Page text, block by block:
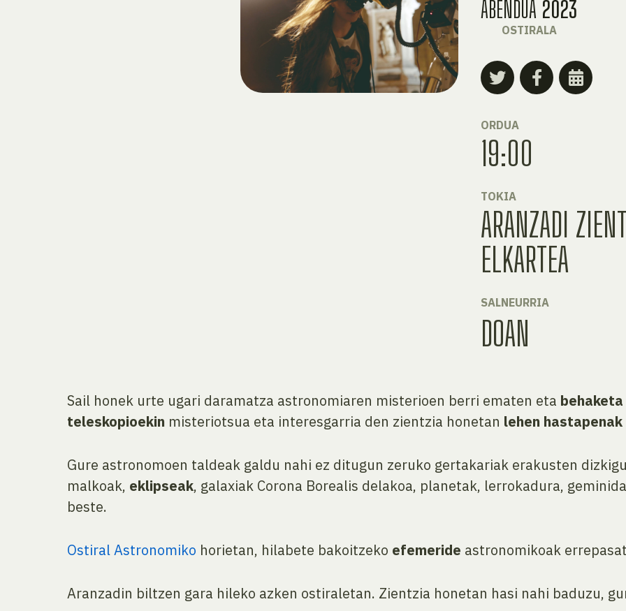
ABENDUA 2023
OSTIRALA
ORDUA
19:00
TOKIA
ARANZADI
ELKARTEA
SALNEURRIA
DOAN
Sail honek urte ugari daramatza astronomiaren misterioen berri ematen eta behaketa
teleskopioekin misteriotsua eta interesgarria den zientzia honetan lehen hastapenak
Gure astronomoen taldeak galdu nahi ez ditugun zeruko gertakariak erakusten
malkoak, eklipseak, galaxiak Corona Borealis delakoa, planetak, lerrokadura,
beste.
Ostiral Astronomiko horietan, hilabete bakoitzeko efemeride astronomikoak
Aranzadin biltzen gara hileko azken ostiraletan. Zientzia honetan hasi nahi baduzu,